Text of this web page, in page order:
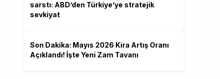
sarstı: ABD’den Türkiye’ye stratejik
sevkiyat
Son Dakika: Mayıs 2026 Kira Artış Oranı
Açıklandı! İşte Yeni Zam Tavanı